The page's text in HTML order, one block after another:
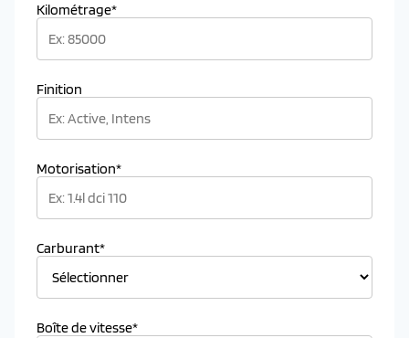
Kilométrage*
Finition
Motorisation*
Carburant*
Boîte de vitesse*